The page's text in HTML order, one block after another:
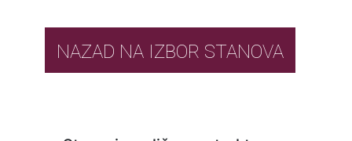
NAZAD NA IZBOR STANOVA